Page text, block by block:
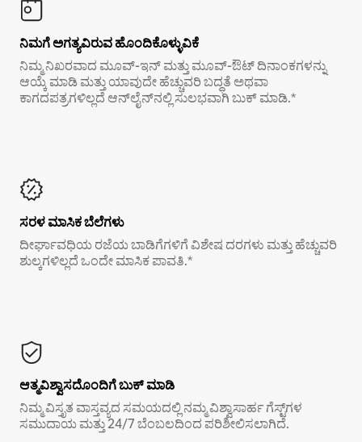
ನಿಮಗೆ ಅಗತ್ಯವಿರುವ ಹೊಂದಿಕೊಳ್ಳುವಿಕೆ
ನಿಮ್ಮ ನಿಖರವಾದ ಮೂವ್-ಇನ್ ಮತ್ತು ಮೂವ್-ಔಟ್ ದಿನಾಂಕಗಳನ್ನು
ಆಯ್ಕೆ ಮಾಡಿ ಮತ್ತು ಯಾವುದೇ ಹೆಚ್ಚುವರಿ ಬದ್ಧತೆ ಅಥವಾ
ಕಾಗದಪತ್ರಗಳಿಲ್ಲದೆ ಆನ್‌ಲೈನ್‌ನಲ್ಲಿ ಸುಲಭವಾಗಿ ಬುಕ್ ಮಾಡಿ.*
ಸರಳ ಮಾಸಿಕ ಬೆಲೆಗಳು
ದೀರ್ಘಾವಧಿಯ ರಜೆಯ ಬಾಡಿಗೆಗಳಿಗೆ ವಿಶೇಷ ದರಗಳು ಮತ್ತು ಹೆಚ್ಚುವರಿ
ಶುಲ್ಕಗಳಿಲ್ಲದೆ ಒಂದೇ ಮಾಸಿಕ ಪಾವತಿ.*
ಆತ್ಮವಿಶ್ವಾಸದೊಂದಿಗೆ ಬುಕ್ ಮಾಡಿ
ನಿಮ್ಮ ವಿಸ್ತೃತ ವಾಸ್ತವ್ಯದ ಸಮಯದಲ್ಲಿ ನಮ್ಮ ವಿಶ್ವಾಸಾರ್ಹ ಗೆಸ್ಟ್‌ಗಳ
ಸಮುದಾಯ ಮತ್ತು 24/7 ಬೆಂಬಲದಿಂದ ಪರಿಶೀಲಿಸಲಾಗಿದೆ.